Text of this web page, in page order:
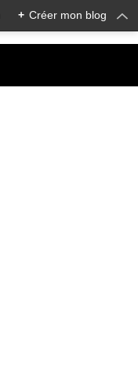
+ Créer mon blog